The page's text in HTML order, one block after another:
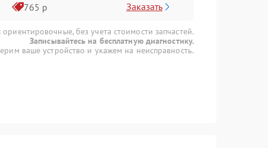
765 р Заказать
без учета стоимости запчастей.
Записывайтесь на бесплатную диагностику.
ваше устройство и укажем на неисправность.